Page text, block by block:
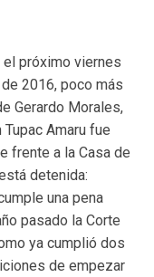
el próximo viernes
2016, poco más
Gerardo Morales,
Amaru fue
frente a la Casa de
detenida:
una pena
pasado la Corte
ya cumplió dos
de empezar